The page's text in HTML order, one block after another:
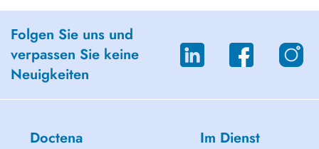
Folgen Sie uns und
verpassen Sie keine
Neuigkeiten
Doctena Im Dienst